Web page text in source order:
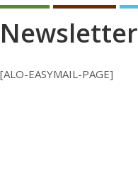
Newsletter
[ALO-EASYMAIL-PAGE]